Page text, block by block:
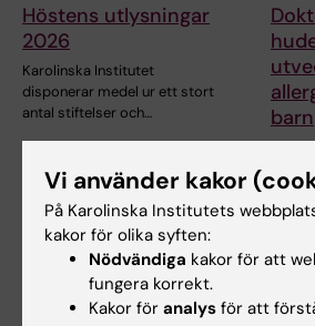
Höstens utlysningar
2026
Karolinska Institutet
disponerar medel ur ett stort
antal stiftelser och…
barn
brister
Vi använder kakor
På Karolinska Institutets
kakor för olika syften:
Nödvändiga kakor för att
fungera korrekt.
Kakor för analys för att